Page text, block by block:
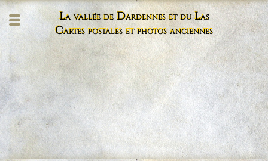
La vallée de Dardennes et du Las
Cartes postales et photos anciennes